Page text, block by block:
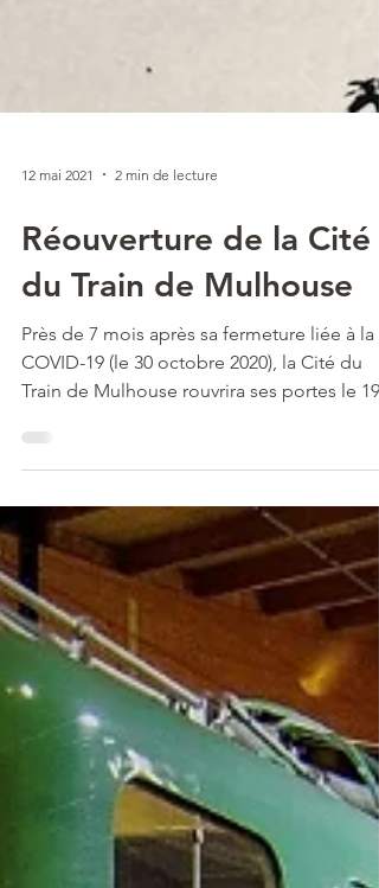
12 mai 2021 2 min de lecture
Réouverture de la Cité
du Train de Mulhouse
Près de 7 mois après sa fermeture liée à la
Train de Mulhouse rouvrira ses portes le 19
mai.